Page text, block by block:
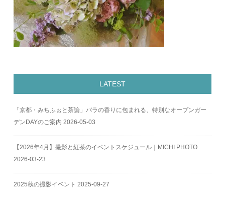
LATEST
「京都・みちふぉと茶論」バラの香りに包まれる、特別なオープンガー
デンDAYのご案内 2026-05-03
【2026年4月】撮影と紅茶のイベントスケジュール｜MICHI PHOTO
2026-03-23
2025秋の撮影イベント 2025-09-27